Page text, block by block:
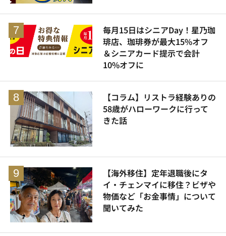
毎月15日はシニアDay！星乃珈
琲店、珈琲券が最大15%オフ
＆シニアカード提示で会計
10%オフに
【コラム】リストラ経験ありの
58歳がハローワークに行って
きた話
【海外移住】定年退職後にタ
イ・チェンマイに移住？ビザや
物価など「お金事情」について
聞いてみた